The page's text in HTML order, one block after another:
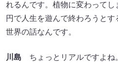
れるんです。植物に変わって
円で人生を遊んで終わろうとす
世界の話なんです。
川島 ちょっとリアルですよね